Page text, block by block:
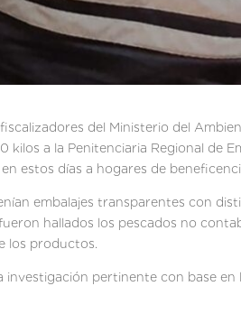
del Ministerio del
a la Penitenciaria Regional de
estos días a hogares de
embalajes transparentes con
hallados los pescados no
los productos.
investigación pertinente con base en